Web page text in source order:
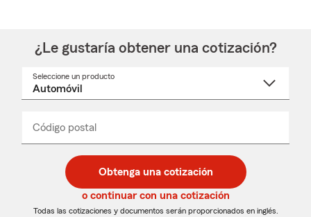
¿Le gustaría obtener una cotización?
Seleccione un producto
desplegable
Código postal
de
5
dígitos
de
5
dígitos
_____
Obtenga una cotización
o continuar con una cotización
Todas las cotizaciones y documentos serán proporcionados en inglés.